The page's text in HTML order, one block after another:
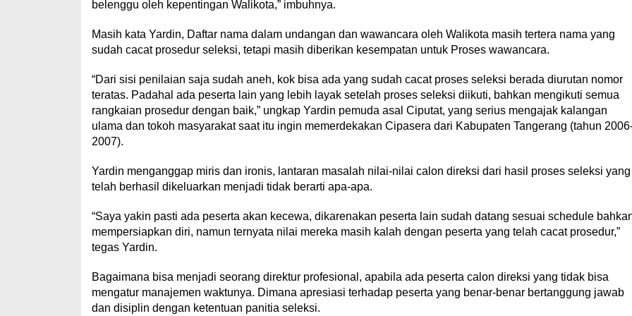
belenggu oleh kepentingan Walikota,” imbuhnya.
Masih kata Yardin, Daftar nama dalam undangan dan wawancara oleh Walikota masih tertera nama yang
sudah cacat prosedur seleksi, tetapi masih diberikan kesempatan untuk Proses wawancara.
“Dari sisi penilaian saja sudah aneh, kok bisa ada yang sudah cacat proses seleksi berada diurutan nomor
teratas. Padahal ada peserta lain yang lebih layak setelah proses seleksi diikuti, bahkan mengikuti semua
rangkaian prosedur dengan baik,” ungkap Yardin pemuda asal Ciputat, yang serius mengajak kalangan
ulama dan tokoh masyarakat saat itu ingin memerdekakan Cipasera dari Kabupaten Tangerang (tahun
2007).
Yardin menganggap miris dan ironis, lantaran masalah nilai-nilai calon direksi dari hasil proses seleksi yang
telah berhasil dikeluarkan menjadi tidak berarti apa-apa.
“Saya yakin pasti ada peserta akan kecewa, dikarenakan peserta lain sudah datang sesuai schedule
mempersiapkan diri, namun ternyata nilai mereka masih kalah dengan peserta yang telah cacat prosedur,”
tegas Yardin.
Bagaimana bisa menjadi seorang direktur profesional, apabila ada peserta calon direksi yang tidak bisa
mengatur manajemen waktunya. Dimana apresiasi terhadap peserta yang benar-benar bertanggung jawab
dan disiplin dengan ketentuan panitia seleksi.